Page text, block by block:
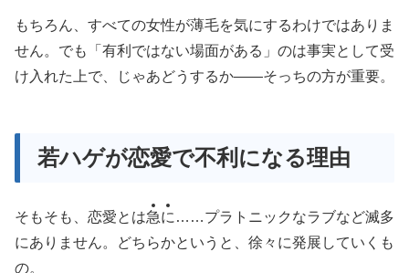
もちろん、すべての女性が薄毛を気にするわけではありま
せん。でも「有利ではない場面がある」のは事実として受
け入れた上で、じゃあどうするか——そっちの方が重要。
若ハゲが恋愛で不利になる理由
そもそも、恋愛とは急に ……プラトニックなラブなど滅多
にありません。どちらかというと、徐々に発展していくも
の。